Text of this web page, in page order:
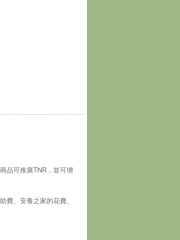
品可推廣TNR，並可增
、安養之家的花費、